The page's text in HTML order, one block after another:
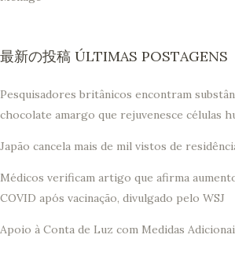
最新の投稿 ÚLTIMAS POSTAGENS
Pesquisadores britânicos encontram
chocolate amargo que rejuvenesce células
Japão cancela mais de mil vistos de
Médicos verificam artigo que afirma
COVID após vacinação, divulgado pelo WSJ
Apoio à Conta de Luz com Medidas